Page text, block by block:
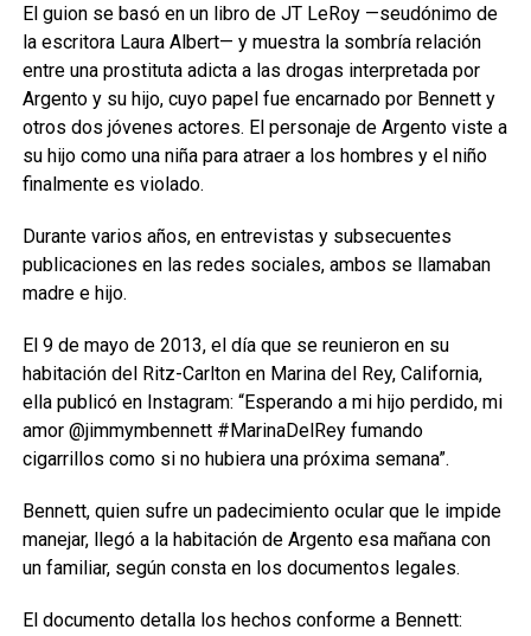
El guion se basó en un libro de JT LeRoy —seudónimo de
la escritora Laura Albert— y muestra la sombría relación
entre una prostituta adicta a las drogas interpretada por
Argento y su hijo, cuyo papel fue encarnado por Bennett y
otros dos jóvenes actores. El personaje de Argento viste a
su hijo como una niña para atraer a los hombres y el niño
finalmente es violado.
Durante varios años, en entrevistas y subsecuentes
publicaciones en las redes sociales, ambos se llamaban
madre e hijo.
El 9 de mayo de 2013, el día que se reunieron en su
habitación del Ritz-Carlton en Marina del Rey, California,
ella publicó en Instagram: “Esperando a mi hijo perdido, mi
amor @jimmymbennett #MarinaDelRey fumando
cigarrillos como si no hubiera una próxima semana”.
Bennett, quien sufre un padecimiento ocular que le impide
manejar, llegó a la habitación de Argento esa mañana con
un familiar, según consta en los documentos legales.
El documento detalla los hechos conforme a Bennett: